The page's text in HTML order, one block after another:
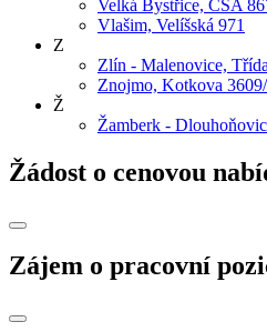
Velká Bystřice, ČSA
Vlašim, Velíšská 971
Z
Zlín - Malenovice,
Znojmo, Kotkova
Ž
Žamberk -
Žádost o cenovou
Zájem o pracovní